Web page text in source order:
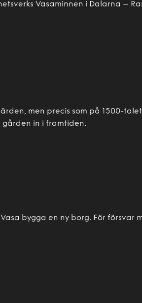
Vasaminnen i Dalarna –
men precis som på 1500-
in i framtiden.
bygga en ny borg. För försvar